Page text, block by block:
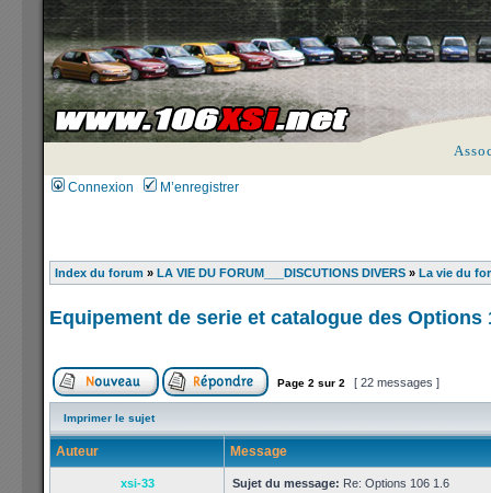
Connexion M’enregistrer
Index du forum » LA VIE DU FORUM___DISCUTIONS DIVERS » La vie du
Equipement de serie et catalogue des Options
Page 2 sur 2 [ 22 messages ]
Imprimer le sujet
Auteur Message
xsi-33 Sujet du message: Re: Options 106 1.6